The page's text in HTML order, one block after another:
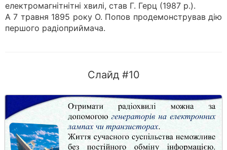
електромагнітнітні хвилі, став Г. Герц (1987 р.).
А 7 травня 1895 року О. Попов продемонстрував дію
першого радіоприймача.
Слайд #10